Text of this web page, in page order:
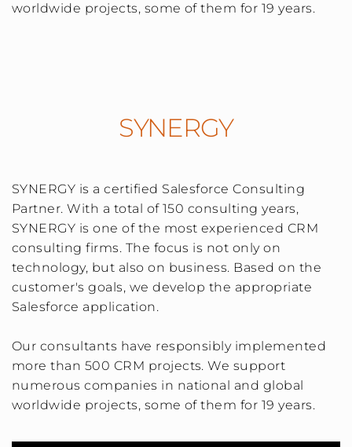
worldwide projects, some of them for 19 years.
SYNERGY
SYNERGY is a certified Salesforce Consulting
Partner. With a total of 150 consulting years,
SYNERGY is one of the most experienced CRM
consulting firms. The focus is not only on
technology, but also on business. Based on the
customer's goals, we develop the appropriate
Salesforce application.
Our consultants have responsibly implemented
more than 500 CRM projects. We support
numerous companies in national and global
worldwide projects, some of them for 19 years.